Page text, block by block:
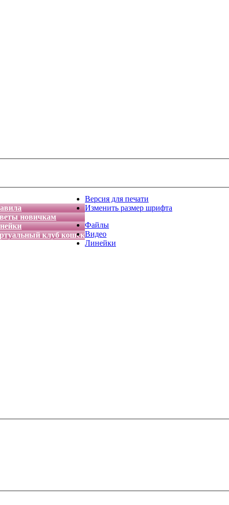
новичкам
клуб кошек
Версия для печати
Изменить размер шрифта
Файлы
Видео
Линейки